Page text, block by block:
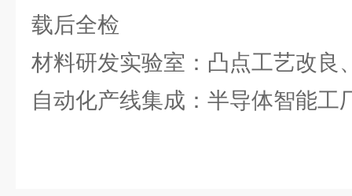
载后全检
材料研发实验室：凸点工艺改良
自动化产线集成：半导体智能工